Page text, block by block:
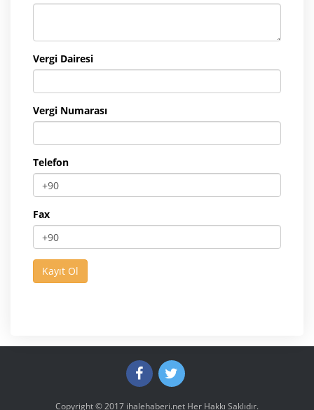
Vergi Dairesi
Vergi Numarası
Telefon
Fax
Copyright © 2017 ihalehaberi.net Her Hakkı Saklıdır.